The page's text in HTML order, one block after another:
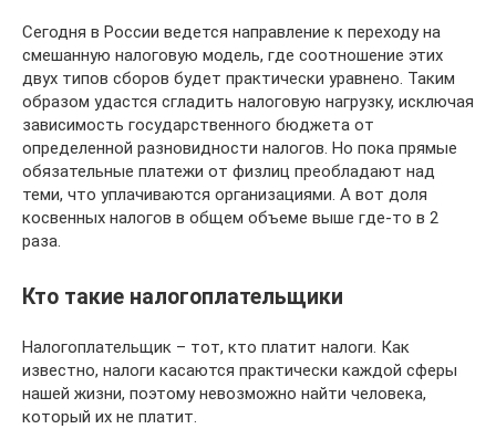
Сегодня в России ведется направление к переходу на
смешанную налоговую модель, где соотношение этих
двух типов сборов будет практически уравнено. Таким
образом удастся сгладить налоговую нагрузку, исключая
зависимость государственного бюджета от
определенной разновидности налогов. Но пока прямые
обязательные платежи от физлиц преобладают над
теми, что уплачиваются организациями. А вот доля
косвенных налогов в общем объеме выше где-то в 2
раза.
Кто такие налогоплательщики
Налогоплательщик – тот, кто платит налоги. Как
известно, налоги касаются практически каждой сферы
нашей жизни, поэтому невозможно найти человека,
который их не платит.